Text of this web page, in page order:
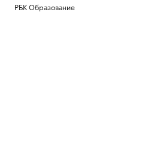
РБК Образование